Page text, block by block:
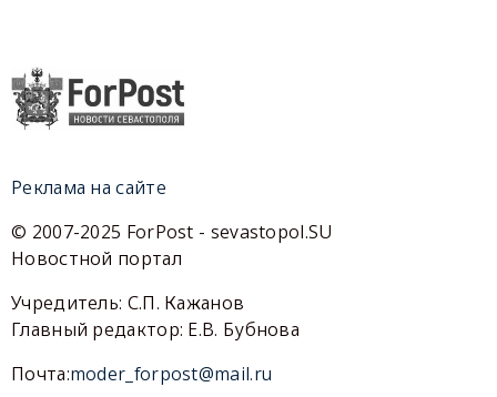
Реклама на сайте
© 2007-2025 ForPost - sevastopol.SU
Новостной портал
Учредитель: С.П. Кажанов
Главный редактор: Е.В. Бубнова
Почта:moder_forpost@mail.ru